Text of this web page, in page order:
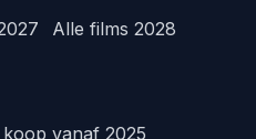
Alle films 2028
koop vanaf 2025